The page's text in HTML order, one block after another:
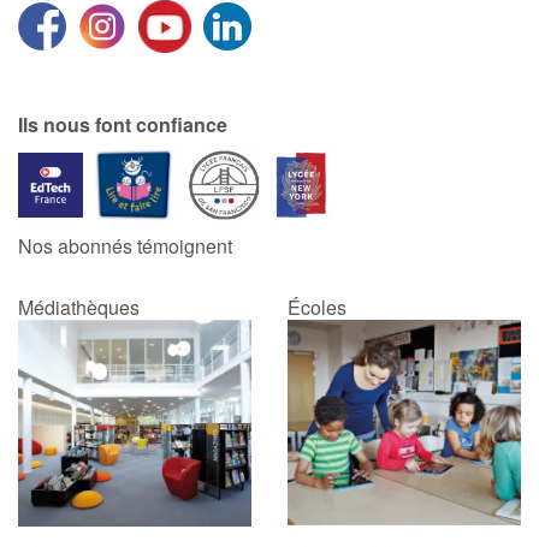
Ils nous font confiance
Nos abonnés témoignent
Médiathèques Écoles